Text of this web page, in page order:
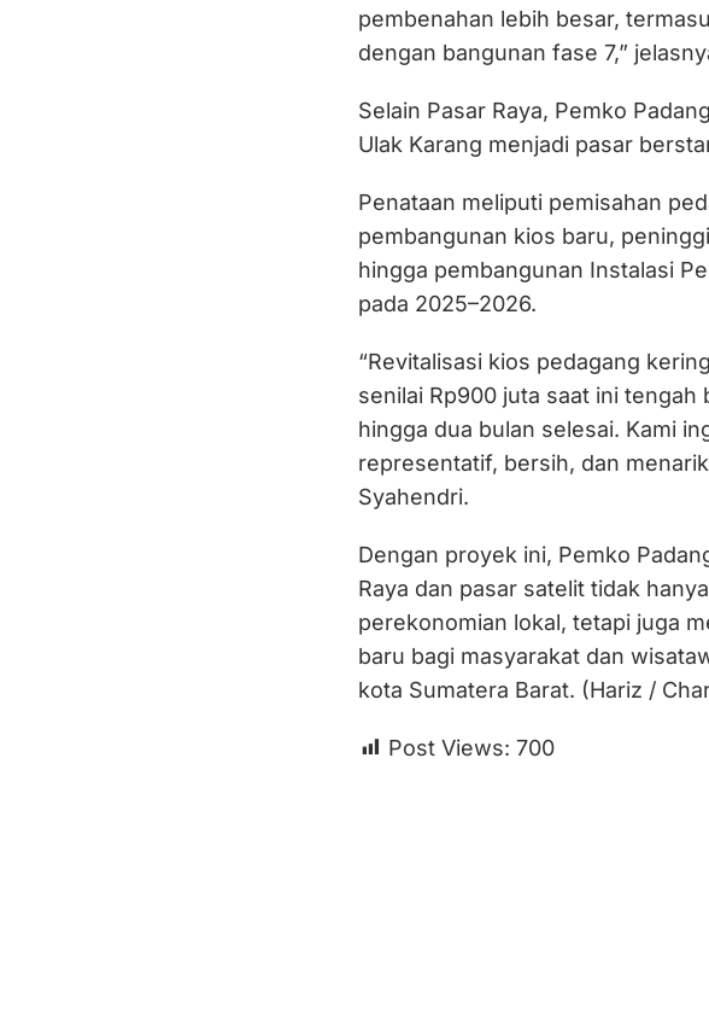
pembenahan lebih besar,
dengan bangunan fase 7,”
Selain Pasar Raya, Pemko
Ulak Karang menjadi pasar
Penataan meliputi pemisahan
pembangunan kios baru,
hingga pembangunan Instalasi
pada 2025–2026.
“Revitalisasi kios pedagang
senilai Rp900 juta saat ini tengah
hingga dua bulan selesai. Kami
representatif, bersih, dan
Syahendri.
Dengan proyek ini, Pemko
Raya dan pasar satelit tidak
perekonomian lokal, tetapi juga
baru bagi masyarakat dan
kota Sumatera Barat. (Hariz /
Post Views: 700